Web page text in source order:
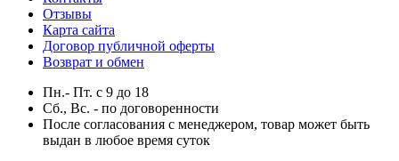
Отзывы
Карта сайта
Договор публичной оферты
Возврат и обмен
Пн.- Пт. с 9 до 18
Сб., Вс. - по договоренности
После согласования с менеджером, товар может быть
выдан в любое время суток